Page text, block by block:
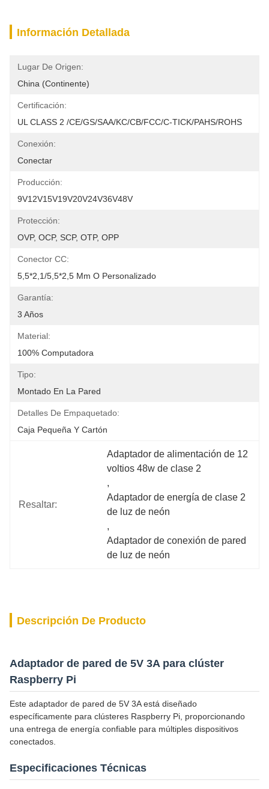
Información Detallada
Lugar De Origen:
China (continente)
Certificación:
UL CLASS 2 /CE/GS/SAA/KC/CB/FCC/C-TICK/PAHS/ROHS
Conexión:
Conectar
Producción:
9V12V15V19V20V24V36V48V
Protección:
OVP, OCP, SCP, OTP, OPP
Conector CC:
5,5*2,1/5,5*2,5 Mm O Personalizado
Garantía:
3 Años
Material:
100% Computadora
Tipo:
Montado En La Pared
Detalles De Empaquetado:
Caja Pequeña Y Cartón
Resaltar:
Adaptador de alimentación de 12
voltios 48w de clase 2
,
Adaptador de energía de clase 2
de luz de neón
,
Adaptador de conexión de pared
de luz de neón
Descripción De Producto
Adaptador de pared de 5V 3A para clúster
Raspberry Pi
Este adaptador de pared de 5V 3A está diseñado
específicamente para clústeres Raspberry Pi, proporcionando
una entrega de energía confiable para múltiples dispositivos
conectados.
Especificaciones Técnicas